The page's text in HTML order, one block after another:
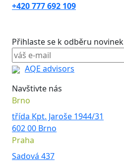
+420 777 692 109
Přihlaste se k odběru novinek
AQE advisors
Navštivte nás
Brno
třída Kpt. Jaroše 1944/31
602 00 Brno
Praha
Sadová 437